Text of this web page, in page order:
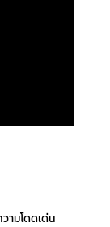
ามโดดเด่น